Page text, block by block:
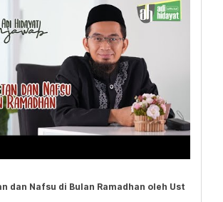
dan Nafsu di Bulan Ramadhan oleh Ust